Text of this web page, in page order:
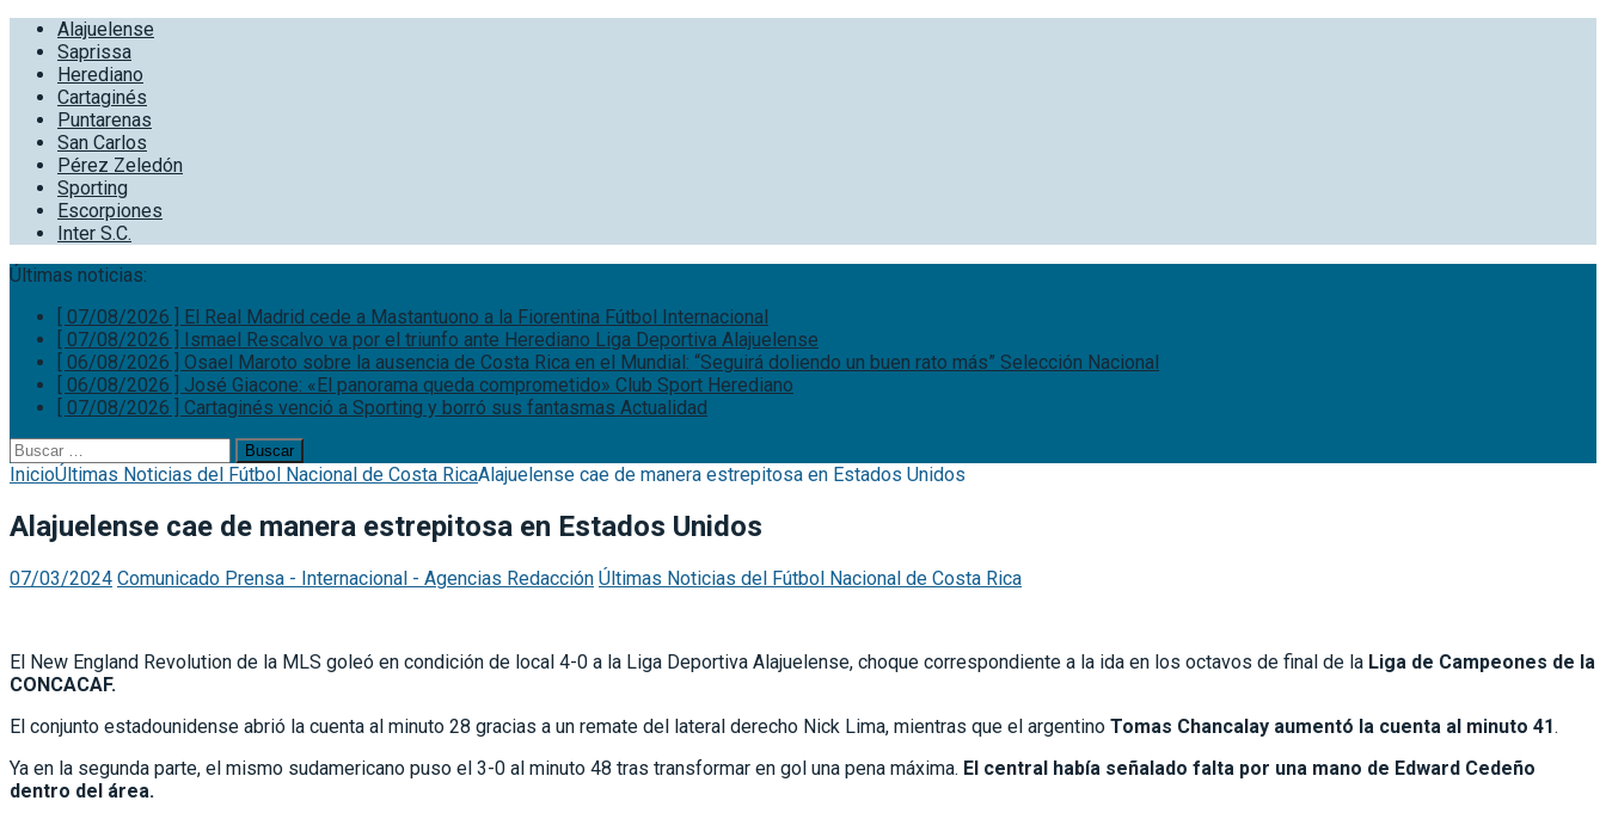
Alajuelense
Saprissa
Herediano
Cartaginés
Puntarenas
San Carlos
Pérez Zeledón
Sporting
Escorpiones
Inter S.C.
Últimas noticias:
[ 07/08/2026 ] El Real Madrid cede a Mastantuono a la Fiorentina Fútbol Internacional
[ 07/08/2026 ] Ismael Rescalvo va por el triunfo ante Herediano Liga Deportiva Alajuelense
[ 06/08/2026 ] Osael Maroto sobre la ausencia de Costa Rica en el Mundial: “Seguirá doliendo un buen rato más” Selección Nacional
[ 06/08/2026 ] José Giacone: «El panorama queda comprometido» Club Sport Herediano
[ 07/08/2026 ] Cartaginés venció a Sporting y borró sus fantasmas Actualidad
Buscar:
InicioÚltimas Noticias del Fútbol Nacional de Costa RicaAlajuelense cae de manera estrepitosa en Estados Unidos
Alajuelense cae de manera estrepitosa en Estados Unidos
07/03/2024 Comunicado Prensa - Internacional - Agencias Redacción Últimas Noticias del Fútbol Nacional de Costa Rica
El New England Revolution de la MLS goleó en condición de local 4-0 a la Liga Deportiva Alajuelense, choque correspondiente a la ida en los octavos de final de la Liga de Campeones de la
CONCACAF.
El conjunto estadounidense abrió la cuenta al minuto 28 gracias a un remate del lateral derecho Nick Lima, mientras que el argentino Tomas Chancalay aumentó la cuenta al minuto 41.
Ya en la segunda parte, el mismo sudamericano puso el 3-0 al minuto 48 tras transformar en gol una pena máxima. El central había señalado falta por una mano de Edward Cedeño
dentro del área.